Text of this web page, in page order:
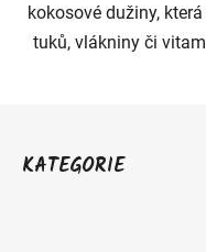
kokosové dužiny,
tuků, vlákniny či
KATEGORIE